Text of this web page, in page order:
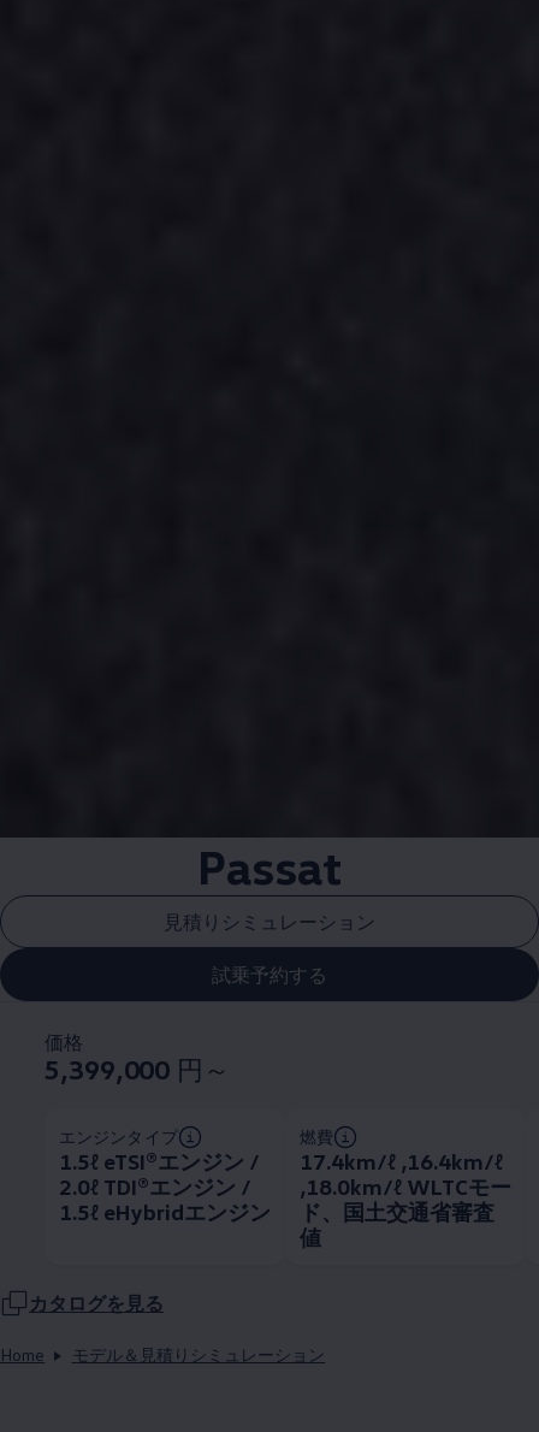
Passat
見積りシミュレーション
試乗予約する
価格
5,399,000 円～
エンジンタイプ
1.5ℓ eTSI®エンジン /
2.0ℓ TDI®エンジン /
1.5ℓ eHybridエンジン
燃費
17.4km/ℓ ,16.4km/ℓ
,18.0km/ℓ WLTCモー
ド、国土交通省審査
値
カタログを見る
Home モデル＆見積りシミュレーション